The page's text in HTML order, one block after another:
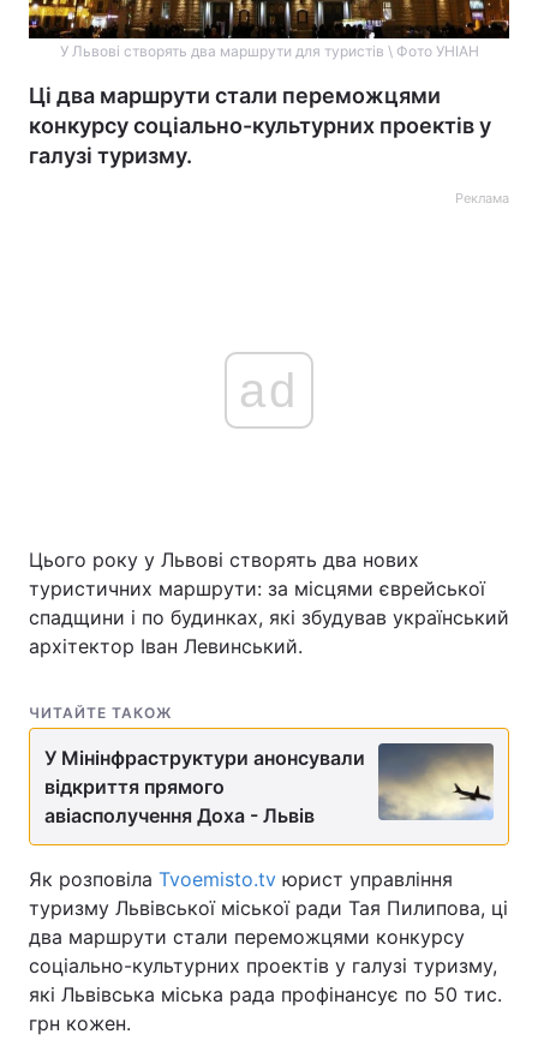
У Львові створять два маршрути для туристів \ Фото УНІАН
Ці два маршрути стали переможцями
конкурсу соціально-культурних проектів у
галузі туризму.
Реклама
ad
Цього року у Львові створять два нових
туристичних маршрути: за місцями єврейської
спадщини і по будинках, які збудував український
архітектор Іван Левинський.
ЧИТАЙТЕ ТАКОЖ
У Мінінфраструктури анонсували
відкриття прямого
авіасполучення Доха - Львів
Як розповіла Tvoemisto.tv юрист управління
туризму Львівської міської ради Тая Пилипова, ці
два маршрути стали переможцями конкурсу
соціально-культурних проектів у галузі туризму,
які Львівська міська рада профінансує по 50 тис.
грн кожен.